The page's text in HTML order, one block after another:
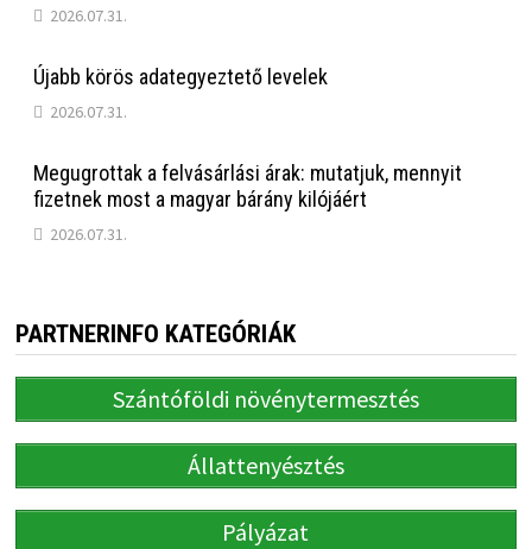
2026.07.31.
Újabb körös adategyeztető levelek
2026.07.31.
Megugrottak a felvásárlási árak: mutatjuk, mennyit
fizetnek most a magyar bárány kilójáért
2026.07.31.
PARTNERINFO KATEGÓRIÁK
Szántóföldi növénytermesztés
Állattenyésztés
Pályázat